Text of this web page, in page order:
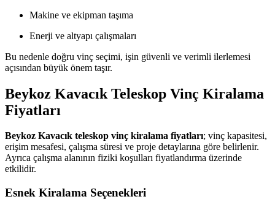
Makine ve ekipman taşıma
Enerji ve altyapı çalışmaları
Bu nedenle doğru vinç seçimi, işin güvenli ve verimli ilerlemesi
açısından büyük önem taşır.
Beykoz Kavacık Teleskop Vinç Kiralama
Fiyatları
Beykoz Kavacık teleskop vinç kiralama fiyatları; vinç kapasitesi,
erişim mesafesi, çalışma süresi ve proje detaylarına göre belirlenir.
Ayrıca çalışma alanının fiziki koşulları fiyatlandırma üzerinde
etkilidir.
Esnek Kiralama Seçenekleri